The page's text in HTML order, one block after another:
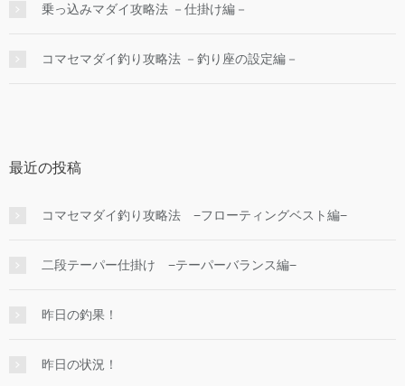
乗っ込みマダイ攻略法 －仕掛け編－
コマセマダイ釣り攻略法 －釣り座の設定編－
最近の投稿
コマセマダイ釣り攻略法 −フローティングベスト編−
二段テーパー仕掛け −テーパーバランス編−
昨日の釣果！
昨日の状況！